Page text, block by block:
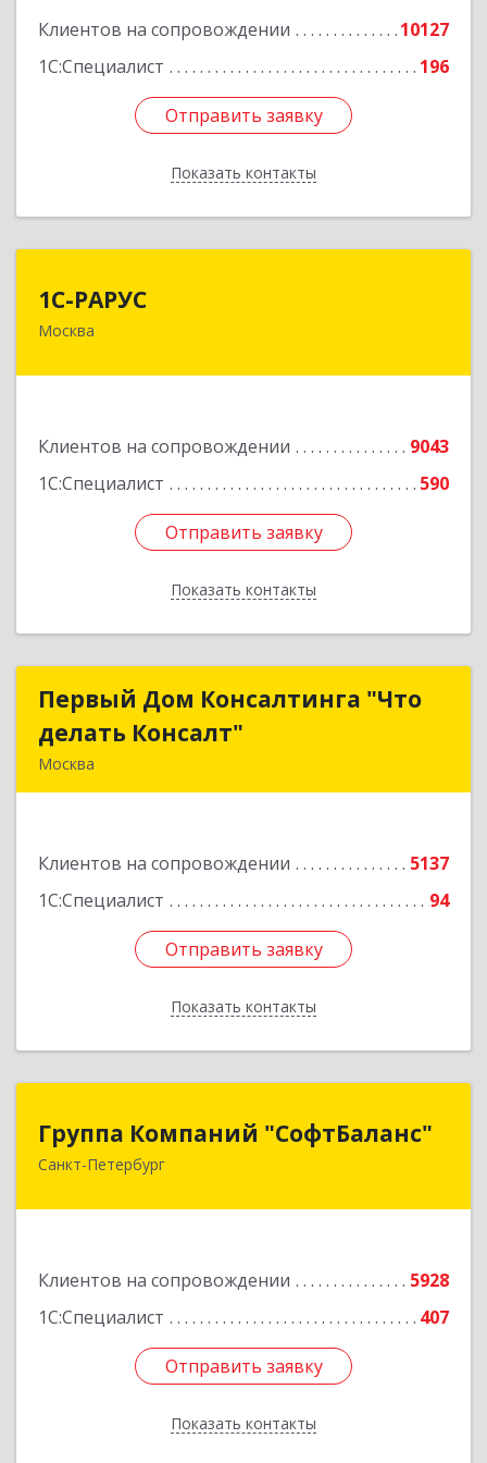
Клиентов на сопровождении
10127
1С:Специалист
196
Отправить заявку
Показать контакты
Отправить заявку
Назад
1С-РАРУС
Москва
Клиентов на сопровождении
9043
1С:Специалист
590
Отправить заявку
Показать контакты
127434, Москва г, Дмитровское ш, дом № 9Б
Отправить заявку
Назад
Первый Дом Консалтинга "Что
делать Консалт"
Москва
Клиентов на сопровождении
5137
1С:Специалист
94
Отправить заявку
Показать контакты
Первый Дом Консалтинга "Что
Отправить заявку
Назад
Группа Компаний "СофтБаланс"
Санкт-Петербург
Клиентов на сопровождении
5928
1С:Специалист
407
Отправить заявку
Показать контакты
Группа Компаний "СофтБаланс"
195112, Санкт-Петербург г, Заневский пр-кт,
Отправить заявку
Назад